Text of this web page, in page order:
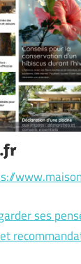
ses